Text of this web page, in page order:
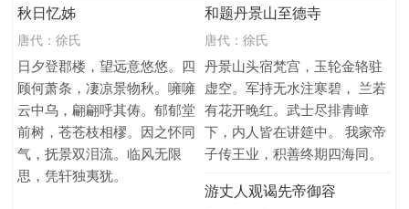
秋日忆姊
唐代：徐氏
日夕登郡楼，望远意悠悠。四
顾何萧条，凄凉景物秋。噰噰
云中乌，翩翩呼其俦。郁郁堂
前树，苍苍枝相樛。因之怀同
气，抚景双泪流。临风无限
思，凭轩独夷犹。
和题丹景山至德寺
唐代： 徐氏
丹景山头宿梵宫，玉轮金辂驻
虚空。军持无水注寒碧， 兰若
有花开晚红。武士尽排青嶂
下，内人皆在讲筵中。 我家帝
子传王业，积善终期四海同。
游丈人观谒先帝御容